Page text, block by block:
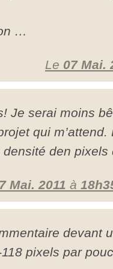
…
Le 07 Mai.
Je serai moins
qui m’attend.
den
Mai. 2011 à
devant
pixels par